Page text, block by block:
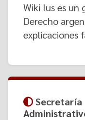
Wiki Ius es un
Derecho
explicaciones
Secretaría